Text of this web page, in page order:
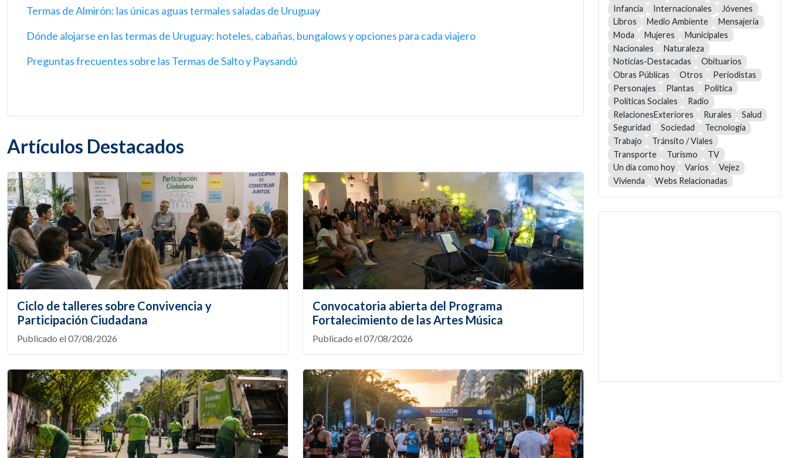
Termas de Almirón: las únicas aguas termales saladas de Uruguay
Dónde alojarse en las termas de Uruguay: hoteles, cabañas, bungalows y opciones para cada viajero
Preguntas frecuentes sobre las Termas de Salto y Paysandú
Artículos Destacados
Ciclo de talleres sobre Convivencia y
Participación Ciudadana
Publicado el 07/08/2026
Convocatoria abierta del Programa
Fortalecimiento de las Artes Música
Publicado el 07/08/2026
Infancia
Internacionales
Jóvenes
Libros
Medio Ambiente
Mensajería
Moda
Mujeres
Municipales
Nacionales
Naturaleza
Noticias-Destacadas
Obituarios
Obras Públicas
Otros
Periodistas
Personajes
Plantas
Política
Políticas Sociales
Radio
RelacionesExteriores
Rurales
Salud
Seguridad
Sociedad
Tecnología
Trabajo
Tránsito / Viales
Transporte
Turismo
TV
Un día como hoy
Varios
Vejez
Vivienda
Webs Relacionadas